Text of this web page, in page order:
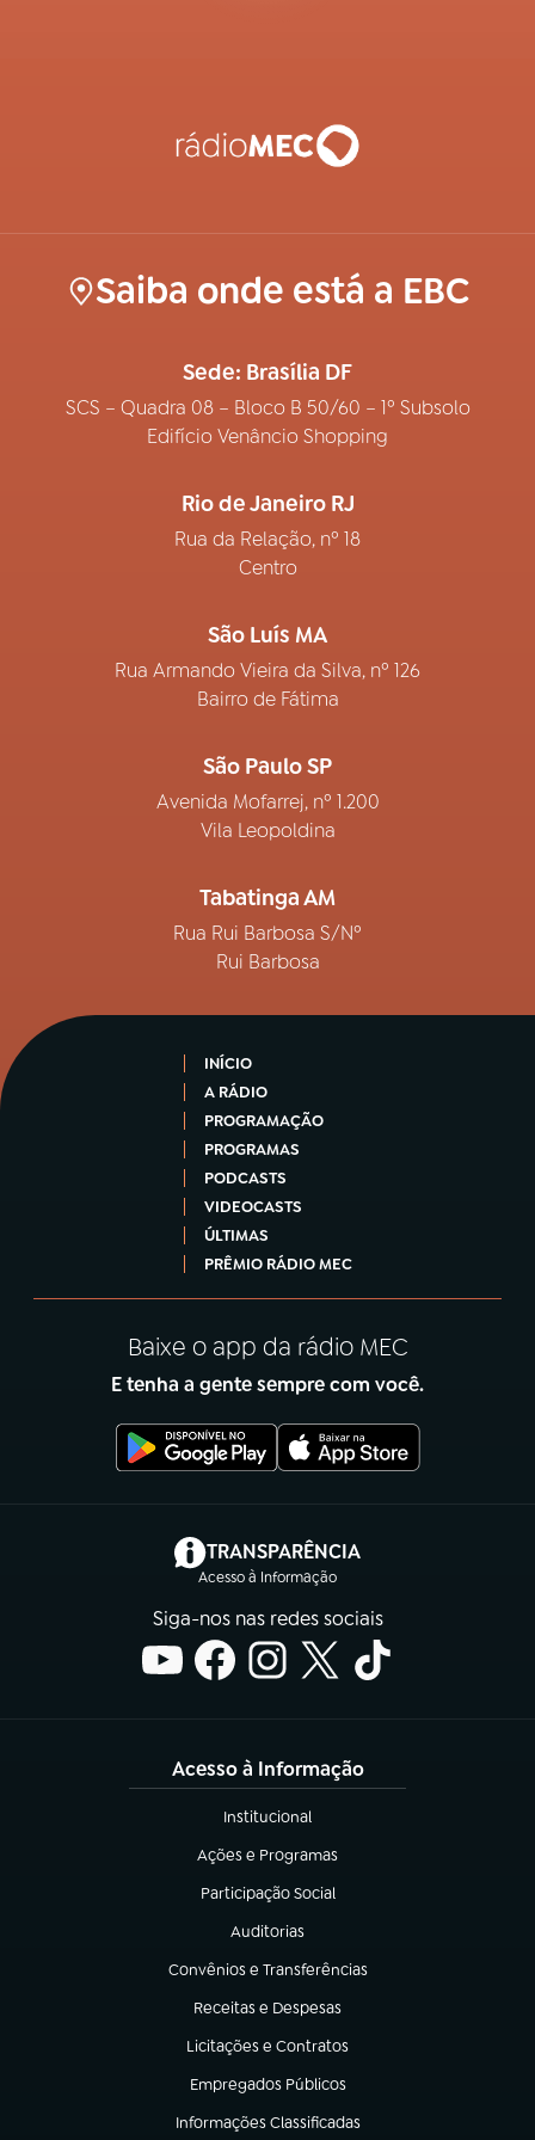
Saiba onde está a EBC
Sede: Brasília DF
SCS – Quadra 08 – Bloco B 50/60 – 1º Subsolo
Edifício Venâncio Shopping
Rio de Janeiro RJ
Rua da Relação, nº 18
Centro
São Luís MA
Rua Armando Vieira da Silva, nº 126
Bairro de Fátima
São Paulo SP
Avenida Mofarrej, nº 1.200
Vila Leopoldina
Tabatinga AM
Rua Rui Barbosa S/Nº
Rui Barbosa
INÍCIO
A RÁDIO
PROGRAMAÇÃO
PROGRAMAS
PODCASTS
VIDEOCASTS
ÚLTIMAS
PRÊMIO RÁDIO MEC
Baixe o app da rádio MEC
E tenha a gente sempre com você.
TRANSPARÊNCIA
Acesso à Informação
(abre em nova aba)
Siga-nos nas redes sociais
Acesso à Informação
Institucional
(abre em nova aba)
Ações e Programas
(abre em nova aba)
Participação Social
(abre em nova aba)
Auditorias
(abre em nova aba)
Convênios e Transferências
(abre em nova aba)
Receitas e Despesas
(abre em nova aba)
Licitações e Contratos
(abre em nova aba)
Empregados Públicos
(abre em nova aba)
Informações Classificadas
(abre em nova aba)